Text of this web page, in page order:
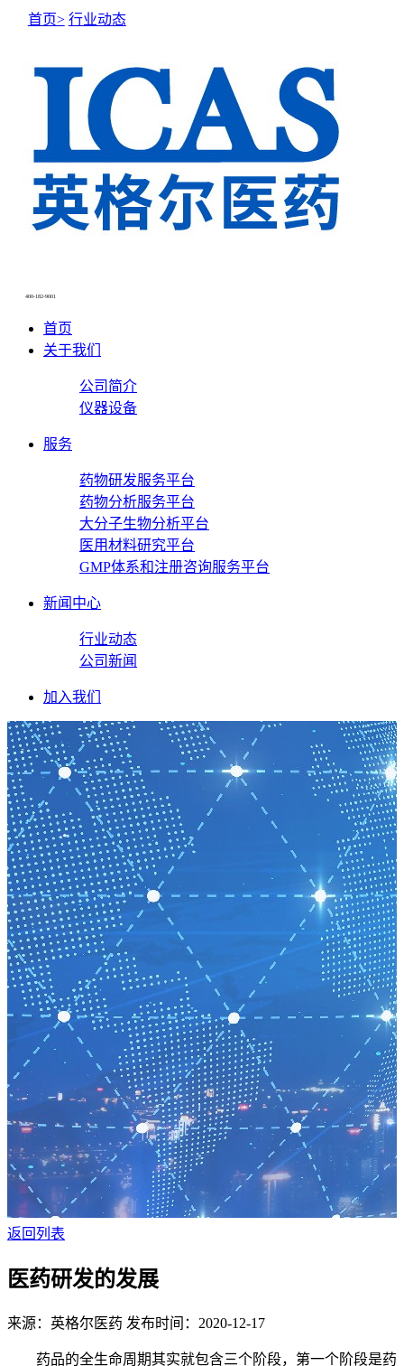
400-182-9001
首页
关于我们
公司简介
仪器设备
服务
药物研发服务平台
药物分析服务平台
大分子生物分析平台
医用材料研究平台
GMP体系和注册咨询服务平台
新闻中心
行业动态
公司新闻
加入我们
NEWS CENTER
首页> 行业动态
返回列表
医药研发的发展
来源：英格尔医药 发布时间：2020-12-17
药品的全生命周期其实就包含三个阶段，第一个阶段是药